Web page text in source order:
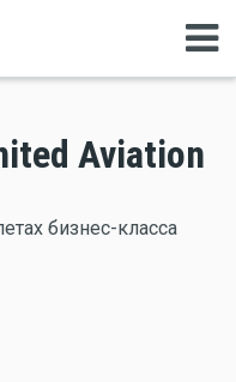
Aviation
бизнес-класса